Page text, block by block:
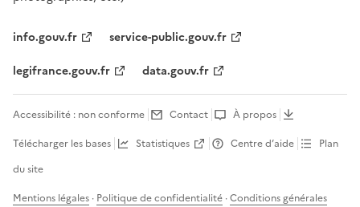
info.gouv.fr
service-public.gouv.fr
legifrance.gouv.fr
data.gouv.fr
Accessibilité : non conforme Contact
À propos
Télécharger les bases
Statistiques Centre d’aide
Plan
du site
Mentions légales · Politique de confidentialité ·Conditions générales